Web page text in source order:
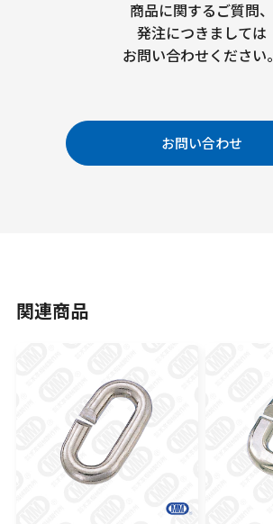
商品に関するご質問、
発注につきましては
お問い合わせください。
お問い合わせ
関連商品